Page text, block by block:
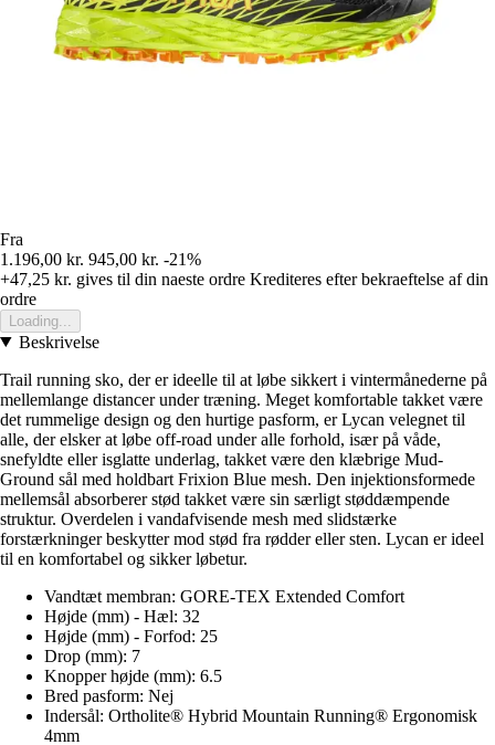
Fra
1.196,00 kr. 945,00 kr. -21%
+47,25 kr. gives til din naeste ordre Krediteres efter bekraeftelse af din
ordre
Loading...
Beskrivelse
Trail running sko, der er ideelle til at løbe sikkert i vintermånederne på
mellemlange distancer under træning. Meget komfortable takket være
det rummelige design og den hurtige pasform, er Lycan velegnet til
alle, der elsker at løbe off-road under alle forhold, især på våde,
snefyldte eller isglatte underlag, takket være den klæbrige Mud-
Ground sål med holdbart Frixion Blue mesh. Den injektionsformede
mellemsål absorberer stød takket være sin særligt støddæmpende
struktur. Overdelen i vandafvisende mesh med slidstærke
forstærkninger beskytter mod stød fra rødder eller sten. Lycan er ideel
til en komfortabel og sikker løbetur.
Vandtæt membran: GORE-TEX Extended Comfort
Højde (mm) - Hæl: 32
Højde (mm) - Forfod: 25
Drop (mm): 7
Knopper højde (mm): 6.5
Bred pasform: Nej
Indersål: Ortholite® Hybrid Mountain Running® Ergonomisk
4mm